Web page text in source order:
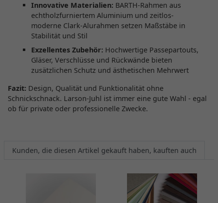
Innovative Materialien: BARTH-Rahmen aus
echtholzfurniertem Aluminium und zeitlos-
moderne Clark-Alurahmen setzen Maßstäbe in
Stabilität und Stil
Exzellentes Zubehör: Hochwertige Passepartouts,
Gläser, Verschlüsse und Rückwände bieten
zusätzlichen Schutz und ästhetischen Mehrwert
Fazit: Design, Qualität und Funktionalität ohne
Schnickschnack. Larson-Juhl ist immer eine gute Wahl - egal
ob für private oder professionelle Zwecke.
Kunden, die diesen Artikel gekauft haben, kauften auch